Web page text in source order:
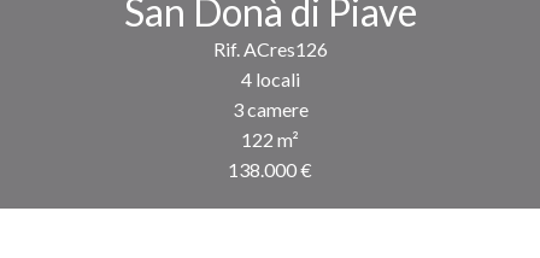
San Donà di Piave
Rif. ACres126
4 locali
3 camere
122 m²
138.000 €